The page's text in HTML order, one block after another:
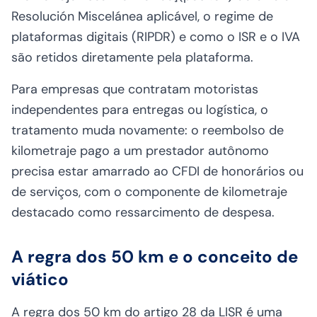
Resolución Miscelánea aplicável, o regime de
plataformas digitais (RIPDR) e como o ISR e o IVA
são retidos diretamente pela plataforma.
Para empresas que contratam motoristas
independentes para entregas ou logística, o
tratamento muda novamente: o reembolso de
kilometraje pago a um prestador autônomo
precisa estar amarrado ao CFDI de honorários ou
de serviços, com o componente de kilometraje
destacado como ressarcimento de despesa.
A regra dos 50 km e o conceito de
viático
A regra dos 50 km do artigo 28 da LISR é uma